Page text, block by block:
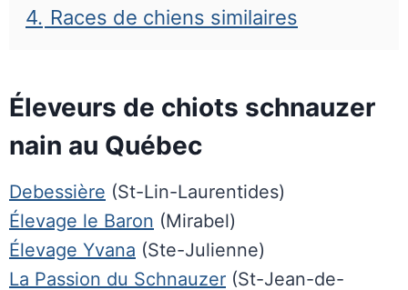
4. Races de chiens similaires
Éleveurs de chiots schnauzer
nain au Québec
Debessière (St-Lin-Laurentides)
Élevage le Baron (Mirabel)
Élevage Yvana (Ste-Julienne)
La Passion du Schnauzer (St-Jean-de-